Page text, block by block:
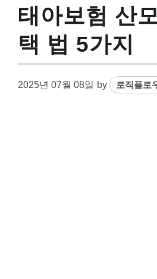
태아보험 산
택 법 5가지
2025년 07월 08일 by 로직플로